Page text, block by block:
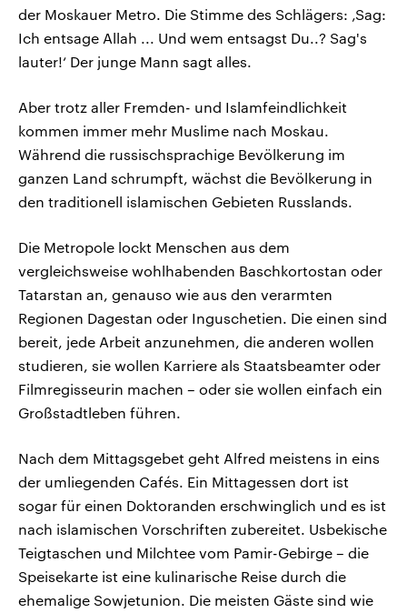
der Moskauer Metro. Die Stimme des Schlägers: ‚Sag:
Ich entsage Allah ... Und wem entsagst Du..? Sag's
lauter!‘ Der junge Mann sagt alles.
Aber trotz aller Fremden- und Islamfeindlichkeit
kommen immer mehr Muslime nach Moskau.
Während die russischsprachige Bevölkerung im
ganzen Land schrumpft, wächst die Bevölkerung in
den traditionell islamischen Gebieten Russlands.
Die Metropole lockt Menschen aus dem
vergleichsweise wohlhabenden Baschkortostan oder
Tatarstan an, genauso wie aus den verarmten
Regionen Dagestan oder Inguschetien. Die einen sind
bereit, jede Arbeit anzunehmen, die anderen wollen
studieren, sie wollen Karriere als Staatsbeamter oder
Filmregisseurin machen – oder sie wollen einfach ein
Großstadtleben führen.
Nach dem Mittagsgebet geht Alfred meistens in eins
der umliegenden Cafés. Ein Mittagessen dort ist
sogar für einen Doktoranden erschwinglich und es ist
nach islamischen Vorschriften zubereitet. Usbekische
Teigtaschen und Milchtee vom Pamir-Gebirge – die
Speisekarte ist eine kulinarische Reise durch die
ehemalige Sowjetunion. Die meisten Gäste sind wie